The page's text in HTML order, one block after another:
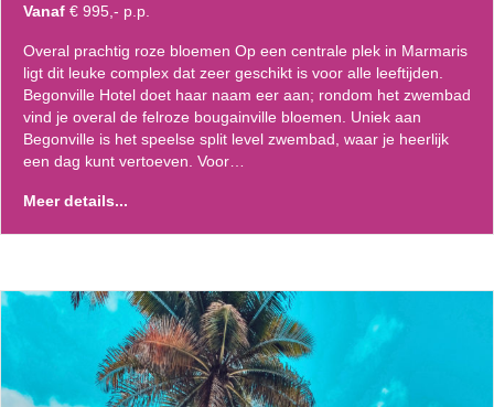
Vanaf € 995,- p.p.
Overal prachtig roze bloemen Op een centrale plek in Marmaris
ligt dit leuke complex dat zeer geschikt is voor alle leeftijden.
Begonville Hotel doet haar naam eer aan; rondom het zwembad
vind je overal de felroze bougainville bloemen. Uniek aan
Begonville is het speelse split level zwembad, waar je heerlijk
een dag kunt vertoeven. Voor…
Meer details...